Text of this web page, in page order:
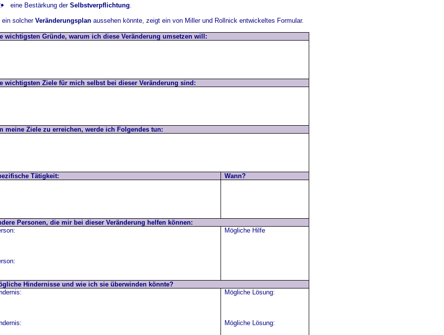
eine Bestärkung der Selbstverpflichtung.
ein solcherVeränderungsplanaussehen könnte, zeigt ein von Miller und Rollnick entwickeltes Formular.
wichtigsten Gründe, warum ich diese Veränderung umsetzen will:
wichtigsten Ziele für mich selbst bei dieser Veränderung sind:
meine Ziele zu erreichen, werde ich Folgendes tun:
Tätigkeit: Wann?
Personen, die mir bei dieser Veränderung helfen können:
Mögliche Hilfe
Hindernisse und wie ich sie überwinden könnte?
Mögliche Lösung:
Mögliche Lösung: